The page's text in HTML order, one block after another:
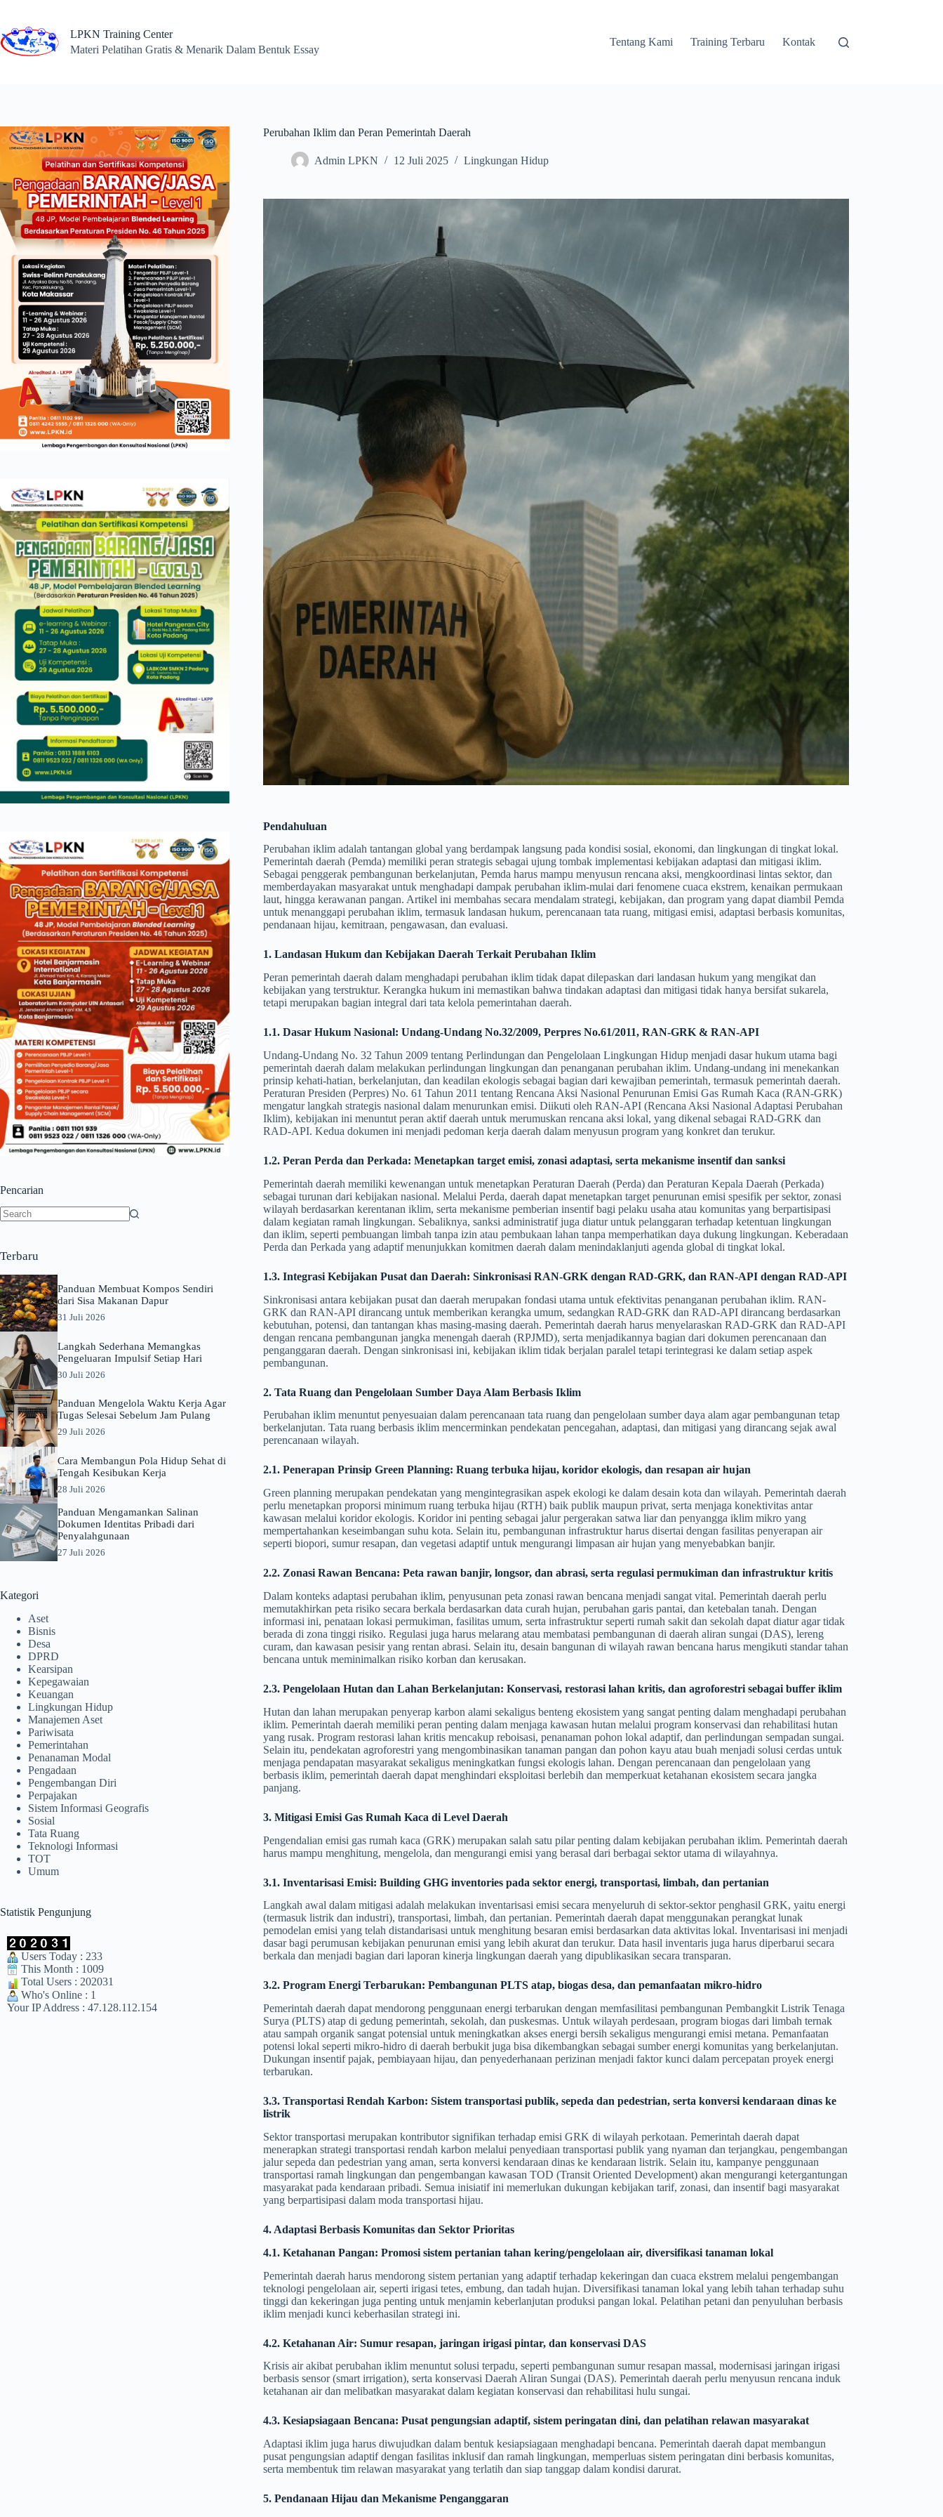
content
LPKN Training Center
Materi Pelatihan Gratis & Menarik Dalam Bentuk Essay
Tentang Kami Training Terbaru Kontak
Perubahan Iklim dan Peran Pemerintah Daerah
Admin LPKN 12 Juli 2025 Lingkungan Hidup
Pendahuluan
Perubahan iklim adalah tantangan global yang berdampak langsung pada kondisi sosial, ekonomi, dan lingkungan di tingkat lokal.
Pemerintah daerah (Pemda) memiliki peran strategis sebagai ujung tombak implementasi kebijakan adaptasi dan mitigasi iklim.
Sebagai penggerak pembangunan berkelanjutan, Pemda harus mampu menyusun rencana aksi, mengkoordinasi lintas sektor, dan
memberdayakan masyarakat untuk menghadapi dampak perubahan iklim-mulai dari fenomene cuaca ekstrem, kenaikan permukaan
laut, hingga kerawanan pangan. Artikel ini membahas secara mendalam strategi, kebijakan, dan program yang dapat diambil Pemda
untuk menanggapi perubahan iklim, termasuk landasan hukum, perencanaan tata ruang, mitigasi emisi, adaptasi berbasis komunitas,
pendanaan hijau, kemitraan, pengawasan, dan evaluasi.
1. Landasan Hukum dan Kebijakan Daerah Terkait Perubahan Iklim
Peran pemerintah daerah dalam menghadapi perubahan iklim tidak dapat dilepaskan dari landasan hukum yang mengikat dan
kebijakan yang terstruktur. Kerangka hukum ini memastikan bahwa tindakan adaptasi dan mitigasi tidak hanya bersifat sukarela,
tetapi merupakan bagian integral dari tata kelola pemerintahan daerah.
1.1. Dasar Hukum Nasional: Undang-Undang No.32/2009, Perpres No.61/2011, RAN-GRK & RAN-API
Undang-Undang No. 32 Tahun 2009 tentang Perlindungan dan Pengelolaan Lingkungan Hidup menjadi dasar hukum utama bagi
pemerintah daerah dalam melakukan perlindungan lingkungan dan penanganan perubahan iklim. Undang-undang ini menekankan
prinsip kehati-hatian, berkelanjutan, dan keadilan ekologis sebagai bagian dari kewajiban pemerintah, termasuk pemerintah daerah.
Peraturan Presiden (Perpres) No. 61 Tahun 2011 tentang Rencana Aksi Nasional Penurunan Emisi Gas Rumah Kaca (RAN-GRK)
mengatur langkah strategis nasional dalam menurunkan emisi. Diikuti oleh RAN-API (Rencana Aksi Nasional Adaptasi Perubahan
Iklim), kebijakan ini menuntut peran aktif daerah untuk merumuskan rencana aksi lokal, yang dikenal sebagai RAD-GRK dan
RAD-API. Kedua dokumen ini menjadi pedoman kerja daerah dalam menyusun program yang konkret dan terukur.
1.2. Peran Perda dan Perkada: Menetapkan target emisi, zonasi adaptasi, serta mekanisme insentif dan sanksi
Pemerintah daerah memiliki kewenangan untuk menetapkan Peraturan Daerah (Perda) dan Peraturan Kepala Daerah (Perkada)
sebagai turunan dari kebijakan nasional. Melalui Perda, daerah dapat menetapkan target penurunan emisi spesifik per sektor, zonasi
wilayah berdasarkan kerentanan iklim, serta mekanisme pemberian insentif bagi pelaku usaha atau komunitas yang berpartisipasi
dalam kegiatan ramah lingkungan. Sebaliknya, sanksi administratif juga diatur untuk pelanggaran terhadap ketentuan lingkungan
dan iklim, seperti pembuangan limbah tanpa izin atau pembukaan lahan tanpa memperhatikan daya dukung lingkungan. Keberadaan
Perda dan Perkada yang adaptif menunjukkan komitmen daerah dalam menindaklanjuti agenda global di tingkat lokal.
1.3. Integrasi Kebijakan Pusat dan Daerah: Sinkronisasi RAN-GRK dengan RAD-GRK, dan RAN-API dengan RAD-API
Sinkronisasi antara kebijakan pusat dan daerah merupakan fondasi utama untuk efektivitas penanganan perubahan iklim. RAN-
GRK dan RAN-API dirancang untuk memberikan kerangka umum, sedangkan RAD-GRK dan RAD-API dirancang berdasarkan
kebutuhan, potensi, dan tantangan khas masing-masing daerah. Pemerintah daerah harus menyelaraskan RAD-GRK dan RAD-API
dengan rencana pembangunan jangka menengah daerah (RPJMD), serta menjadikannya bagian dari dokumen perencanaan dan
penganggaran daerah. Dengan sinkronisasi ini, kebijakan iklim tidak berjalan paralel tetapi terintegrasi ke dalam setiap aspek
pembangunan.
2. Tata Ruang dan Pengelolaan Sumber Daya Alam Berbasis Iklim
Perubahan iklim menuntut penyesuaian dalam perencanaan tata ruang dan pengelolaan sumber daya alam agar pembangunan tetap
berkelanjutan. Tata ruang berbasis iklim mencerminkan pendekatan pencegahan, adaptasi, dan mitigasi yang dirancang sejak awal
perencanaan wilayah.
2.1. Penerapan Prinsip Green Planning: Ruang terbuka hijau, koridor ekologis, dan resapan air hujan
Green planning merupakan pendekatan yang mengintegrasikan aspek ekologi ke dalam desain kota dan wilayah. Pemerintah daerah
perlu menetapkan proporsi minimum ruang terbuka hijau (RTH) baik publik maupun privat, serta menjaga konektivitas antar
kawasan melalui koridor ekologis. Koridor ini penting sebagai jalur pergerakan satwa liar dan penyangga iklim mikro yang
mempertahankan keseimbangan suhu kota. Selain itu, pembangunan infrastruktur harus disertai dengan fasilitas penyerapan air
seperti biopori, sumur resapan, dan vegetasi adaptif untuk mengurangi limpasan air hujan yang menyebabkan banjir.
2.2. Zonasi Rawan Bencana: Peta rawan banjir, longsor, dan abrasi, serta regulasi permukiman dan infrastruktur kritis
Dalam konteks adaptasi perubahan iklim, penyusunan peta zonasi rawan bencana menjadi sangat vital. Pemerintah daerah perlu
memutakhirkan peta risiko secara berkala berdasarkan data curah hujan, perubahan garis pantai, dan ketebalan tanah. Dengan
informasi ini, penataan lokasi permukiman, fasilitas umum, serta infrastruktur seperti rumah sakit dan sekolah dapat diatur agar tidak
berada di zona tinggi risiko. Regulasi juga harus melarang atau membatasi pembangunan di daerah aliran sungai (DAS), lereng
curam, dan kawasan pesisir yang rentan abrasi. Selain itu, desain bangunan di wilayah rawan bencana harus mengikuti standar tahan
bencana untuk meminimalkan risiko korban dan kerusakan.
2.3. Pengelolaan Hutan dan Lahan Berkelanjutan: Konservasi, restorasi lahan kritis, dan agroforestri sebagai buffer iklim
Hutan dan lahan merupakan penyerap karbon alami sekaligus benteng ekosistem yang sangat penting dalam menghadapi perubahan
iklim. Pemerintah daerah memiliki peran penting dalam menjaga kawasan hutan melalui program konservasi dan rehabilitasi hutan
yang rusak. Program restorasi lahan kritis mencakup reboisasi, penanaman pohon lokal adaptif, dan perlindungan sempadan sungai.
Selain itu, pendekatan agroforestri yang mengombinasikan tanaman pangan dan pohon kayu atau buah menjadi solusi cerdas untuk
menjaga pendapatan masyarakat sekaligus meningkatkan fungsi ekologis lahan. Dengan perencanaan dan pengelolaan yang
berbasis iklim, pemerintah daerah dapat menghindari eksploitasi berlebih dan memperkuat ketahanan ekosistem secara jangka
panjang.
3. Mitigasi Emisi Gas Rumah Kaca di Level Daerah
Pengendalian emisi gas rumah kaca (GRK) merupakan salah satu pilar penting dalam kebijakan perubahan iklim. Pemerintah daerah
harus mampu menghitung, mengelola, dan mengurangi emisi yang berasal dari berbagai sektor utama di wilayahnya.
3.1. Inventarisasi Emisi: Building GHG inventories pada sektor energi, transportasi, limbah, dan pertanian
Langkah awal dalam mitigasi adalah melakukan inventarisasi emisi secara menyeluruh di sektor-sektor penghasil GRK, yaitu energi
(termasuk listrik dan industri), transportasi, limbah, dan pertanian. Pemerintah daerah dapat menggunakan perangkat lunak
pemodelan emisi yang telah distandarisasi untuk menghitung besaran emisi berdasarkan data aktivitas lokal. Inventarisasi ini menjadi
dasar bagi perumusan kebijakan penurunan emisi yang lebih akurat dan terukur. Data hasil inventaris juga harus diperbarui secara
berkala dan menjadi bagian dari laporan kinerja lingkungan daerah yang dipublikasikan secara transparan.
3.2. Program Energi Terbarukan: Pembangunan PLTS atap, biogas desa, dan pemanfaatan mikro-hidro
Pemerintah daerah dapat mendorong penggunaan energi terbarukan dengan memfasilitasi pembangunan Pembangkit Listrik Tenaga
Surya (PLTS) atap di gedung pemerintah, sekolah, dan puskesmas. Untuk wilayah perdesaan, program biogas dari limbah ternak
atau sampah organik sangat potensial untuk meningkatkan akses energi bersih sekaligus mengurangi emisi metana. Pemanfaatan
potensi lokal seperti mikro-hidro di daerah berbukit juga bisa dikembangkan sebagai sumber energi komunitas yang berkelanjutan.
Dukungan insentif pajak, pembiayaan hijau, dan penyederhanaan perizinan menjadi faktor kunci dalam percepatan proyek energi
terbarukan.
3.3. Transportasi Rendah Karbon: Sistem transportasi publik, sepeda dan pedestrian, serta konversi kendaraan dinas ke
listrik
Sektor transportasi merupakan kontributor signifikan terhadap emisi GRK di wilayah perkotaan. Pemerintah daerah dapat
menerapkan strategi transportasi rendah karbon melalui penyediaan transportasi publik yang nyaman dan terjangkau, pengembangan
jalur sepeda dan pedestrian yang aman, serta konversi kendaraan dinas ke kendaraan listrik. Selain itu, kampanye penggunaan
transportasi ramah lingkungan dan pengembangan kawasan TOD (Transit Oriented Development) akan mengurangi ketergantungan
masyarakat pada kendaraan pribadi. Semua inisiatif ini memerlukan dukungan kebijakan tarif, zonasi, dan insentif bagi masyarakat
yang berpartisipasi dalam moda transportasi hijau.
4. Adaptasi Berbasis Komunitas dan Sektor Prioritas
4.1. Ketahanan Pangan: Promosi sistem pertanian tahan kering/pengelolaan air, diversifikasi tanaman lokal
Pemerintah daerah harus mendorong sistem pertanian yang adaptif terhadap kekeringan dan cuaca ekstrem melalui pengembangan
teknologi pengelolaan air, seperti irigasi tetes, embung, dan tadah hujan. Diversifikasi tanaman lokal yang lebih tahan terhadap suhu
tinggi dan kekeringan juga penting untuk menjamin keberlanjutan produksi pangan lokal. Pelatihan petani dan penyuluhan berbasis
iklim menjadi kunci keberhasilan strategi ini.
4.2. Ketahanan Air: Sumur resapan, jaringan irigasi pintar, dan konservasi DAS
Krisis air akibat perubahan iklim menuntut solusi terpadu, seperti pembangunan sumur resapan massal, modernisasi jaringan irigasi
berbasis sensor (smart irrigation), serta konservasi Daerah Aliran Sungai (DAS). Pemerintah daerah perlu menyusun rencana induk
ketahanan air dan melibatkan masyarakat dalam kegiatan konservasi dan rehabilitasi hulu sungai.
4.3. Kesiapsiagaan Bencana: Pusat pengungsian adaptif, sistem peringatan dini, dan pelatihan relawan masyarakat
Adaptasi iklim juga harus diwujudkan dalam bentuk kesiapsiagaan menghadapi bencana. Pemerintah daerah dapat membangun
pusat pengungsian adaptif dengan fasilitas inklusif dan ramah lingkungan, memperluas sistem peringatan dini berbasis komunitas,
serta membentuk tim relawan masyarakat yang terlatih dan siap tanggap dalam kondisi darurat.
5. Pendanaan Hijau dan Mekanisme Penganggaran
Pencarian
Terbaru
Panduan Membuat Kompos Sendiri
dari Sisa Makanan Dapur
31 Juli 2026
Langkah Sederhana Memangkas
Pengeluaran Impulsif Setiap Hari
30 Juli 2026
Panduan Mengelola Waktu Kerja Agar
Tugas Selesai Sebelum Jam Pulang
29 Juli 2026
Cara Membangun Pola Hidup Sehat di
Tengah Kesibukan Kerja
28 Juli 2026
Panduan Mengamankan Salinan
Dokumen Identitas Pribadi dari
Penyalahgunaan
27 Juli 2026
Kategori
Aset
Bisnis
Desa
DPRD
Kearsipan
Kepegawaian
Keuangan
Lingkungan Hidup
Manajemen Aset
Pariwisata
Pemerintahan
Penanaman Modal
Pengadaan
Pengembangan Diri
Perpajakan
Sistem Informasi Geografis
Sosial
Tata Ruang
Teknologi Informasi
TOT
Umum
Statistik Pengunjung
Users Today : 233
This Month : 1009
Total Users : 202031
Who's Online : 1
Your IP Address : 47.128.112.154